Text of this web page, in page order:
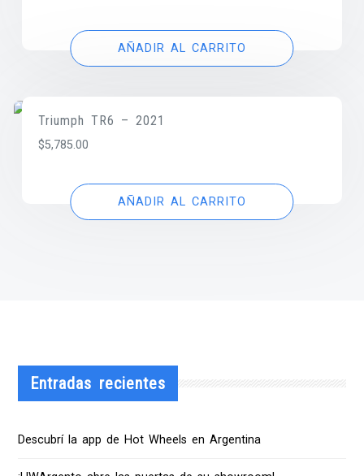
AÑADIR AL CARRITO
Triumph TR6 – 2021
$5,785.00
AÑADIR AL CARRITO
Entradas recientes
Descubrí la app de Hot Wheels en Argentina